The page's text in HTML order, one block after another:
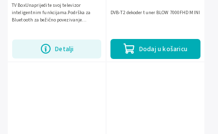
Detalji
TV BoxUnaprijedite svoj televizor
inteligentnim funkcijama.Podrška za
Bluetooth za bežično povezivanje
Dodaj u košaricu
DVB-T2 dekoder tuner BLOW 7000FHD MINI